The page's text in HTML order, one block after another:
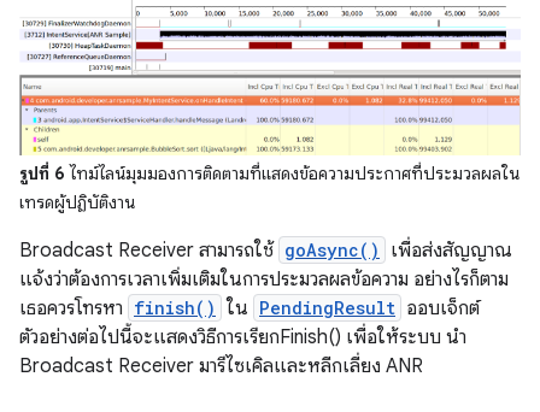
รูปที่ 6 ไทม์ไลน์มุมมองการติดตามที่แสดงข้อความประกาศที่ประมวลผลใน
เทรดผู้ปฏิบัติงาน
Broadcast Receiver สามารถใช้ goAsync()
เพื่อส่งสัญญาณ
แจ้งว่าต้องการเวลาเพิ่มเติมในการประมวลผลข้อความ อย่างไรก็ตาม
เธอควรโทรหา finish() ใน PendingResult ออบเจ็กต์
ตัวอย่างต่อไปนี้จะแสดงวิธีการเรียกFinish() เพื่อให้ระบบ นำ
Broadcast Receiver มารีไซเคิลและหลีกเลี่ยง ANR